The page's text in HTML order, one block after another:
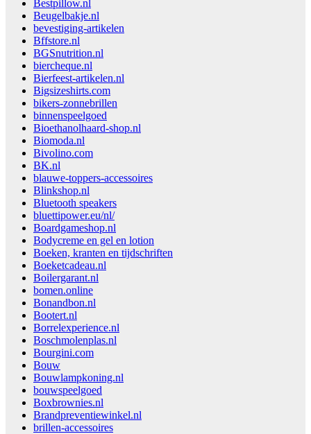
Bestpillow.nl
Beugelbakje.nl
bevestiging-artikelen
Bffstore.nl
BGSnutrition.nl
biercheque.nl
Bierfeest-artikelen.nl
Bigsizeshirts.com
bikers-zonnebrillen
binnenspeelgoed
Bioethanolhaard-shop.nl
Biomoda.nl
Bivolino.com
BK.nl
blauwe-toppers-accessoires
Blinkshop.nl
Bluetooth speakers
bluettipower.eu/nl/
Boardgameshop.nl
Bodycreme en gel en lotion
Boeken, kranten en tijdschriften
Boeketcadeau.nl
Boilergarant.nl
bomen.online
Bonandbon.nl
Bootert.nl
Borrelexperience.nl
Boschmolenplas.nl
Bourgini.com
Bouw
Bouwlampkoning.nl
bouwspeelgoed
Boxbrownies.nl
Brandpreventiewinkel.nl
brillen-accessoires